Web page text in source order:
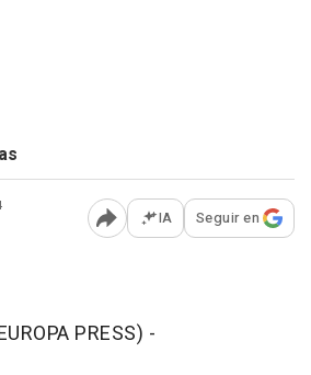
Abrir opciones para
IA Seguir en
PRESS) -